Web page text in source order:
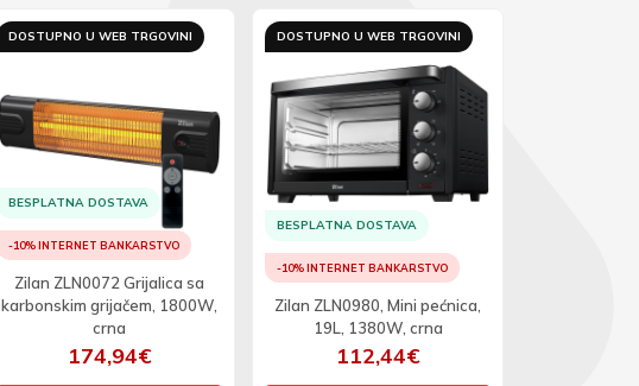
DOSTUPNO U WEB TRGOVINI
BESPLATNA DOSTAVA
-10% INTERNET BANKARSTVO
Zilan ZLN0072 Grijalica sa
karbonskim grijačem, 1800W,
crna
174,94€
DOSTUPNO U WEB TRGOVINI
BESPLATNA DOSTAVA
-10% INTERNET BANKARSTVO
Zilan ZLN0980, Mini pećnica,
19L, 1380W, crna
112,44€